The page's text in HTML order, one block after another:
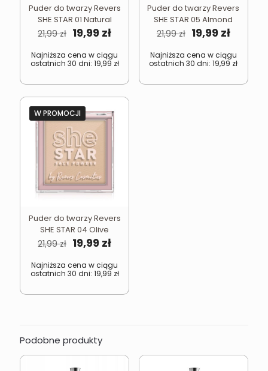
Puder do twarzy Revers
SHE STAR 01 Natural
21,99zł Pierwotna
wynosiła:
21,99 zł.
19,99 złAktualna
wynosi:
19,99 zł.
Najniższa cena w ciągu
ostatnich 30 dni: 19,99 zł
Puder do twarzy Revers
SHE STAR 05 Almond
21,99zł Pierwotna
wynosiła:
21,99 zł.
19,99 zł
19,99 zł.
Najniższa cena w ciągu
ostatnich 30 dni:19,99 zł
W PROMOCJI
Puder do twarzy Revers
SHE STAR 04 Olive
21,99zł Pierwotna
wynosiła:
21,99 zł.
19,99 złAktualna
wynosi:
19,99 zł.
Najniższa cena w ciągu
ostatnich 30 dni: 19,99 zł
Podobne produkty